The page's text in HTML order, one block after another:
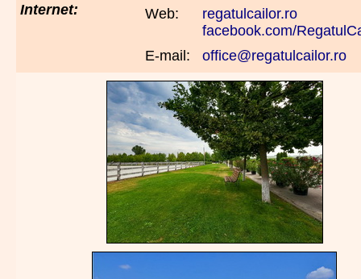
Internet: Web:
regatulcailor.ro
facebook.com/
E-mail:
office@regatulcailor.ro